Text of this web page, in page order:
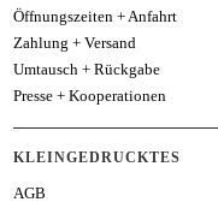
Öffnungszeiten + Anfahrt
Zahlung + Versand
Umtausch + Rückgabe
Presse + Kooperationen
KLEINGEDRUCKTES
AGB